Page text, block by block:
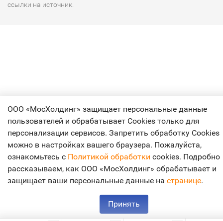
ссылки на источник.
ООО «МосХолдинг» защищает персональные данные
пользователей и обрабатывает Cookies только для
персонализации сервисов. Запретить обработку Cookies
можно в настройках вашего браузера. Пожалуйста,
ознакомьтесь с Политикой обработки cookies. Подробно
рассказываем, как ООО «МосХолдинг» обрабатывает и
защищает ваши персональные данные на странице.
Принять